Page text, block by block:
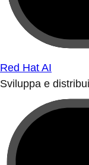
Red Hat AI
Sviluppa e